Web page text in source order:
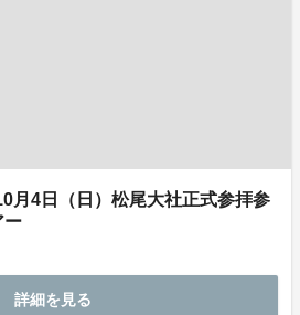
月4日（日）松尾大社正式参拝参
ー
詳細を見る